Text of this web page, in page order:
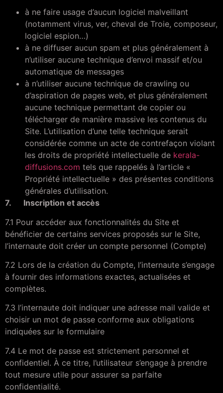
à ne faire usage d’aucun logiciel malveillant
(notamment virus, ver, cheval de Troie, composeur,
logiciel espion…)
à ne diffuser aucun spam et plus généralement à
n’utiliser aucune technique d’envoi massif et/ou
automatique de messages
à n’utiliser aucune technique de crawling ou
d’aspiration de pages web, et plus généralement
aucune technique permettant de copier ou
télécharger de manière massive les contenus du
Site. L’utilisation d’une telle technique serait
considérée comme un acte de contrefaçon violant
les droits de propriété intellectuelle de kerala-
diffusions.com tels que rappelés à l’article «
Propriété intellectuelle » des présentes conditions
générales d’utilisation.
7. Inscription et accès
7.1 Pour accéder aux fonctionnalités du Site et
bénéficier de certains services proposés sur le Site,
l’internaute doit créer un compte personnel (Compte)
7.2 Lors de la création du Compte, l’internaute s’engage
à fournir des informations exactes, actualisées et
complètes.
7.3 l’internaute doit indiquer une adresse mail valide et
choisir un mot de passe conforme aux obligations
indiquées sur le formulaire
7.4 Le mot de passe est strictement personnel et
confidentiel. À ce titre, l’utilisateur s’engage à prendre
tout mesure utile pour assurer sa parfaite
confidentialité.